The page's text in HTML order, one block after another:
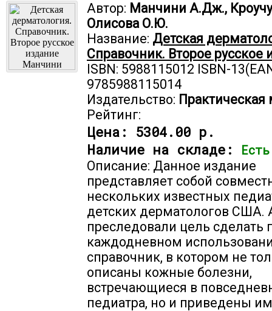
Автор: Манчини А.Дж.,
Олисова О.Ю.
Название: Детская
Справочник. Второе русское
ISBN: 5988115012 ISBN-
9785988115014
Издательство:
Рейтинг:
Цена: 5304.00 р.
Наличие на складе:
Описание: Данное издание
представляет собой
нескольких известных
детских дерматологов США.
преследовали цель сделать
каждодневном
справочник, в котором не
описаны кожные болезни,
встречающиеся в
педиатра, но и приведены